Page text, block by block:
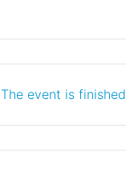
The event is finished.